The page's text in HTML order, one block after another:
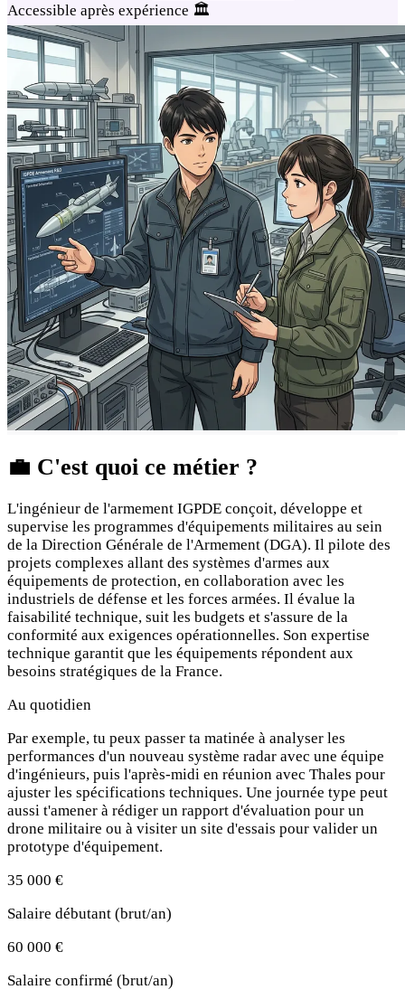
Accessible après expérience 🏛️
💼 C'est quoi ce métier ?
L'ingénieur de l'armement IGPDE conçoit, développe et
supervise les programmes d'équipements militaires au sein
de la Direction Générale de l'Armement (DGA). Il pilote des
projets complexes allant des systèmes d'armes aux
équipements de protection, en collaboration avec les
industriels de défense et les forces armées. Il évalue la
faisabilité technique, suit les budgets et s'assure de la
conformité aux exigences opérationnelles. Son expertise
technique garantit que les équipements répondent aux
besoins stratégiques de la France.
Au quotidien
Par exemple, tu peux passer ta matinée à analyser les
performances d'un nouveau système radar avec une équipe
d'ingénieurs, puis l'après-midi en réunion avec Thales pour
ajuster les spécifications techniques. Une journée type peut
aussi t'amener à rédiger un rapport d'évaluation pour un
drone militaire ou à visiter un site d'essais pour valider un
prototype d'équipement.
35 000 €
Salaire débutant (brut/an)
60 000 €
Salaire confirmé (brut/an)